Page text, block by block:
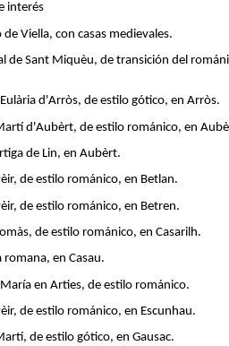
interés
Viella, con casas medievales.
de Sant Miquèu, de transición del
d'Arròs, de estilo gótico, en Arròs.
d'Aubèrt, de estilo románico, en
de Lin, en Aubèrt.
de estilo románico, en Betlan.
de estilo románico, en Betren.
de estilo románico, en Casarilh.
en Casau.
en Arties, de estilo románico.
de estilo románico, en Escunhau.
de estilo gótico, en Gausac.